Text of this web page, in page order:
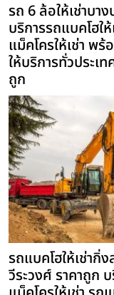
รถ 6 ล้อให้เช่าบา
บริการรถแบคโฮให้
แม็คโครให้เช่า พ
ให้บริการทั่วประเท
ถูก
รถแบคโฮให้เช่ากิ่ง
วีระวงศ์ ราคาถูก